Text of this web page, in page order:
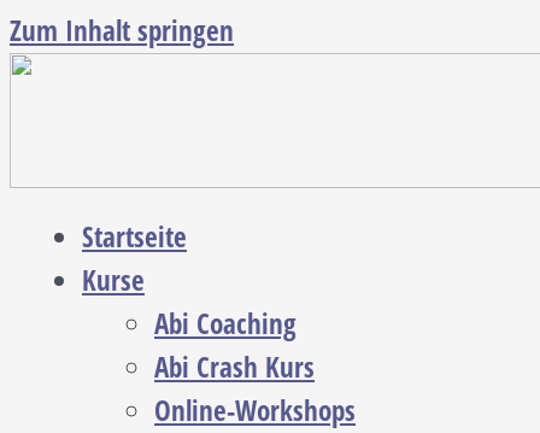
Zum Inhalt springen
Startseite
Kurse
Abi Coaching
Abi Crash Kurs
Online-Workshops